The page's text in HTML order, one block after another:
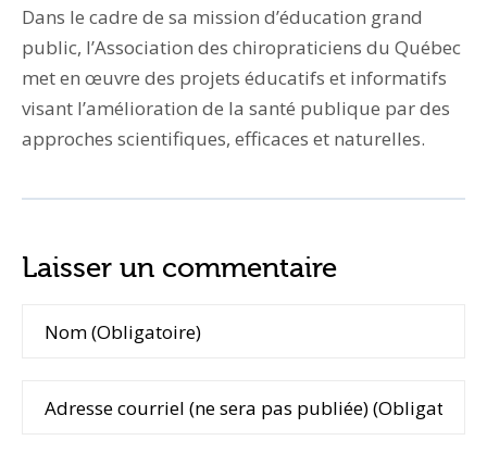
Dans le cadre de sa mission d’éducation grand
public, l’Association des chiropraticiens du Québec
met en œuvre des projets éducatifs et informatifs
visant l’amélioration de la santé publique par des
approches scientifiques, efficaces et naturelles.
Laisser un commentaire